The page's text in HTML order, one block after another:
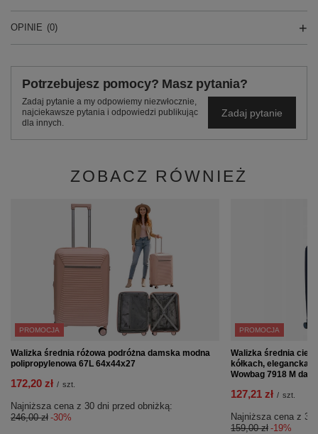
OPINIE (0)
Potrzebujesz pomocy? Masz pytania?
Zadaj pytanie a my odpowiemy niezwłocznie,
najciekawsze pytania i odpowiedzi publikując
dla innych.
Zadaj pytanie
ZOBACZ RÓWNIEŻ
PROMOCJA
Walizka średnia różowa podróżna damska modna
polipropylenowa 67L 64x44x27
172,20 zł / szt.
Najniższa cena z 30 dni przed obniżką:
246,00 zł -30%
PROMOCJA
Walizka średnia
kółkach, elegancka,
Wowbag 7918 M
127,21 zł / szt.
Najniższa cena z
159,00 zł -19%